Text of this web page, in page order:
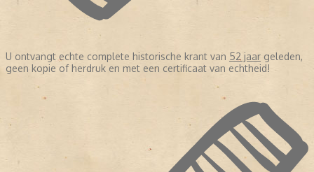
U ontvangt echte complete historische krant van 52 jaar geleden,
geen kopie of herdruk en met een certificaat van echtheid!